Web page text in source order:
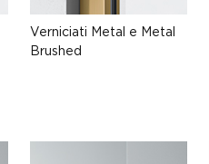
Verniciati Metal e Metal
Brushed